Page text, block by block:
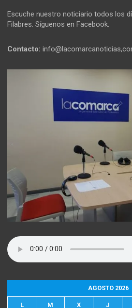
Escuche nuestro noticiario todos los
Filabres. Síguenos en Facebook.
Contacto:
AGOSTO 2026
L M X J